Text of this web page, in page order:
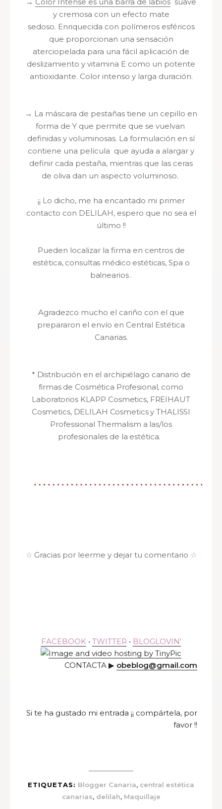
y cremosa con un efecto mate
sedoso. Enriquecida con polímeros esféricos
que proporcionan una sensación
aterciopelada para una fácil aplicación de
deslizamiento y vitamina E como un potente
antioxidante. Color intenso y larga duración.
→ La máscara de pestañas tiene un cepillo en
forma de Y que permite que se vuelvan
definidas y voluminosas. La formulación en sí
contiene una película que ayuda a alargar y
definir cada pestaña, mientras que las ceras
de oliva dan un aspecto voluminoso.
¡¡ Lo dicho, me ha encantado mi primer
contacto con DELILAH, espero que no sea el
último !!
Pueden localizar la firma en centros de
estética, consultas médico estéticas, Spa o
balnearios .
Agradezco mucho el cariño con el que
prepararon el envío en Central Estética
Canarias.
* Distribución en el archipiélago canario de
firmas de Cosmética Profesional, como
Laboratorios KLAPP Cosmetics, FREIHAUT
Cosmetics, DELILAH Cosmetics y THALISSI
Professional Thermalism a las/los
profesionales de la estética.
☆ Gracias por leerme y dejar tu comentario ☆
FACEBOOK • TWITTER • BLOGLOVIN'
CONTACTA ▶ obeblog@gmail.com
Si te ha gustado mi entrada ¡¡ compártela, por
favor !!
ETIQUETAS: Blogger Canaria, central estética
canarias, delilah, Maquillaje